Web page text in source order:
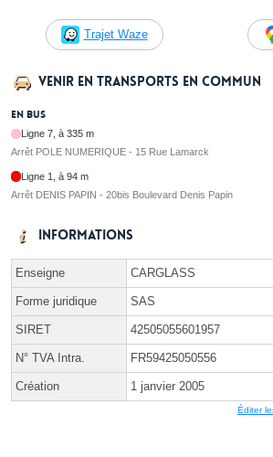
Trajet Waze
Venir en transports en commun
En bus
Ligne 7, à 335 m
Arrêt POLE NUMERIQUE - 15 Rue Lamarck
Ligne 1, à 94 m
Arrêt DENIS PAPIN - 20bis Boulevard Denis Papin
Informations
Enseigne CARGLASS
Forme juridique SAS
SIRET 42505055601957
N° TVA Intra. FR59425050556
Création 1 janvier 2005
Éditer